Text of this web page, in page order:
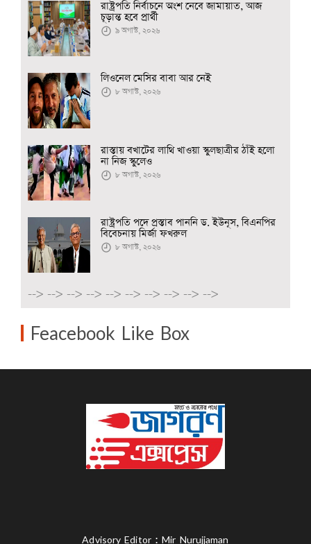
রাষ্ট্রপতি নির্বাচনে অংশ নেবে জামায়াত, আজ
চূড়ান্ত হবে প্রার্থী
৯ অগাস্ট, ২০২৬
লিওনেল মেসির বাবা আর নেই
৮ অগাস্ট, ২০২৬
রাস্তায় বখাটের লাথি খাওয়া স্কুলছাত্রীর ঠাঁই হলো
না নিজ স্কুলেও
৮ অগাস্ট, ২০২৬
রাষ্ট্রপতি পদে প্রস্তাব পাননি ড. ইউনূস, বিএনপির
বিবেচনায় মির্জা ফখরুল
৮ অগাস্ট, ২০২৬
--> --> --> --> --> --> --> --> --> -->
Feacebook Like Box
Advisory Editor : Mir Nurujjaman